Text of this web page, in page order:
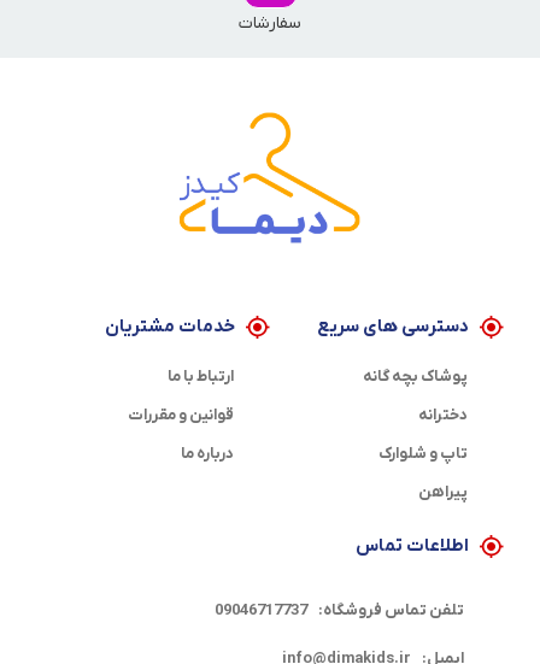
سفارشات
دسترسی های سریع
پوشاک بچه گانه
دخترانه
تاپ و شلوارک
پیراهن
خدمات مشتریان
ارتباط با ما
قوانین و مقررات
درباره ما
اطلاعات تماس
تلفن تماس فروشگاه: 09046717737
ایمیل: info@dimakids.ir